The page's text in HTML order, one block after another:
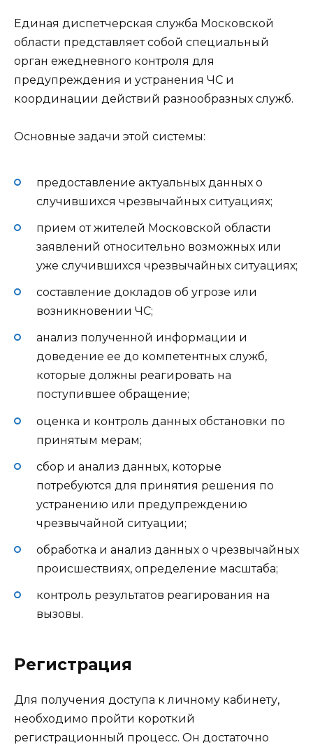
Единая диспетчерская служба Московской
области представляет собой специальный
орган ежедневного контроля для
предупреждения и устранения ЧС и
координации действий разнообразных служб.
Основные задачи этой системы:
предоставление актуальных данных о
случившихся чрезвычайных ситуациях;
прием от жителей Московской области
заявлений относительно возможных или
уже случившихся чрезвычайных ситуациях;
составление докладов об угрозе или
возникновении ЧС;
анализ полученной информации и
доведение ее до компетентных служб,
которые должны реагировать на
поступившее обращение;
оценка и контроль данных обстановки по
принятым мерам;
сбор и анализ данных, которые
потребуются для принятия решения по
устранению или предупреждению
чрезвычайной ситуации;
обработка и анализ данных о чрезвычайных
происшествиях, определение масштаба;
контроль результатов реагирования на
вызовы.
Регистрация
Для получения доступа к личному кабинету,
необходимо пройти короткий
регистрационный процесс. Он достаточно